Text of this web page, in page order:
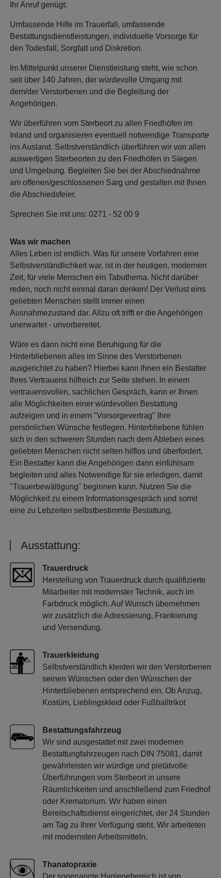
Ihr Anruf genügt:
Umfassende Hilfe im Trauerfall, umfassende
Bestattungsdienstleistungen, individuelle Vorsorge für
den Todesfall, Sorgfalt und Diskretion.
Im Mittelpunkt unserer Dienstleistung steht, wie schon
seit über 140 Jahren, der würdevolle Umgang mit
dem/der Verstorbenen und die Begleitung der
Angehörigen.
Wir überführen vom Sterbeort zu allen Friedhöfen im
Inland und organisieren eventuell notwendige Transporte
ins Ausland. Selbstverständlich überführen wir von allen
auswertigen Sterbeorten zu den Friedhöfen in Siegen
und Umgebung. Begleiten Sie bei der Abschiednahme
am offenen/geschlossenen Sarg und gestalten mit Ihnen
die Abschiedsfeier.
Sprechen Sie mit uns: 0271 - 52 00 9
Was wir machen
Alles Leben ist endlich. Was für unsere Vorfahren eine
Selbstverständlichkeit war, ist in der heutigen, modernen
Zeit, für viele Menschen ein Tabuthema. Nicht darüber
reden, noch nicht einmal daran denken! Der Verlust eins
geliebten Menschen stellt immer einen
Ausnahmezustand dar. Allzu oft trifft er die Angehörigen
unerwartet - unvorbereitet.
Wäre es dann nicht eine Beruhigung für die
Hinterbliebenen alles im Sinne des Verstorbenen
ausgerichtet zu haben? Hierbei kann Ihnen ein Bestatter
Ihres Vertrauens hilfreich zur Seite stehen. In einem
vertrauensvollen, sachlichen Gespräch, kann er Ihnen
alle Möglichkeiten einer würdevollen Bestattung
aufzeigen und in einem "Vorsorgevertrag" Ihre
persönlichen Wünsche festlegen. Hinterbliebene fühlen
sich in den schweren Stunden nach dem Ableben eines
geliebten Menschen nicht selten hilflos und überfordert.
Ein Bestatter kann die Angehörigen dann einfühlsam
begleiten und alles Notwendige für sie erledigen, damit
"Trauerbewältigung" beginnen kann. Nutzen Sie die
Möglichkeit zu einem Informationsgespräch und somit
eine zu Lebzeiten selbstbestimmte Bestattung.
Ausstattung:
Trauerdruck
Herstellung von Trauerdruck durch qualifizierte
Mitarbeiter mit modernster Technik, auch im
Farbdruck möglich. Auf Wunsch übernehmen
wir zusätzlich die Adressierung, Frankierung
und Versendung.
Trauerkleidung
Selbstverständlich kleiden wir den Verstorbenen
seinen Wünschen oder den Wünschen der
Hinterbliebenen entsprechend ein. Ob Anzug,
Kostüm, Lieblingskleid oder Fußballtrikot
Bestattungsfahrzeug
Wir sind ausgestattet mit zwei modernen
Bestattungfahrzeugen nach DIN 75081, damit
gewährleisten wir würdige und pietätvolle
Überführungen vom Sterbeort in unsere
Räumlichkeiten und anschließend zum Friedhof
oder Krematorium. Wir haben einen
Bereitschaftsdienst eingerichtet, der 24 Stunden
am Tag zu Ihrer Verfügung steht. Wir arbeiteten
mit modernsten Arbeitsmitteln.
Thanatopraxie